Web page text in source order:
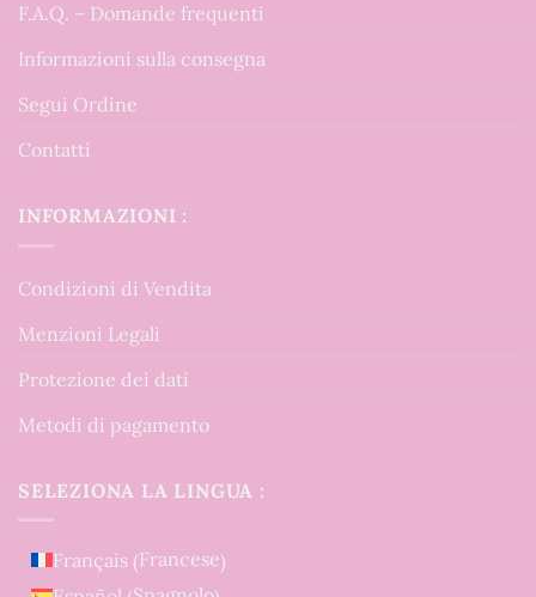
F.A.Q. – Domande frequenti
Informazioni sulla consegna
Segui Ordine
Contatti
INFORMAZIONI :
Condizioni di Vendita
Menzioni Legali
Protezione dei dati
Metodi di pagamento
SELEZIONA LA LINGUA :
Français (Francese)